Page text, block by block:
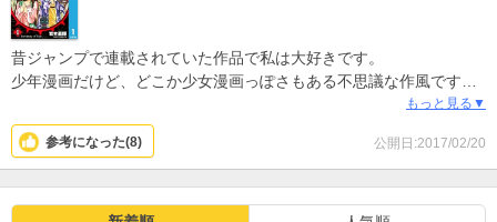
昔ジャンプで連載されていた作品で私は大好きです。
少年漫画だけど、どこか少女漫画っぽさもある不思議な作風です。
ファンタジーにほんわかしたラブコメ要素が加わった独特の世界観
とカッコ可愛い魅力的なキャラたちがツボでした。
もっと見る▼
公開日:2017/02/20
参考になった(8)